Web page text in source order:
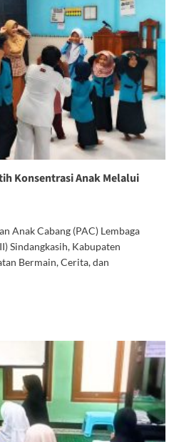
Konsentrasi Anak Melalui
Anak Cabang (PAC) Lembaga
Sindangkasih, Kabupaten
Bermain, Cerita, dan